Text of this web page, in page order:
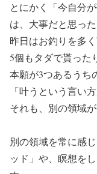
とにかく「今自分
は、大事だと思った
昨日はお釣りを多
5個もタダで貰った
本願が3つあるうち
「叶うという言い
それも、別の領域
別の領域を常に感
ッド」や、瞑想を